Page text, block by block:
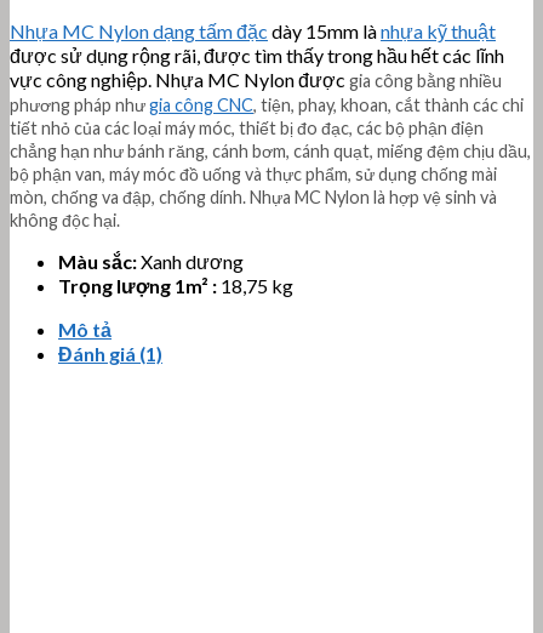
Nhựa MC Nylon dạng tấm đặc dày 15mm lànhựa kỹ thuật
được sử dụng rộng rãi, được tìm thấy trong hầu hết các lĩnh
vực công nghiệp. Nhựa MC Nylon được gia công bằng nhiều
phương pháp nhưgia công CNC, tiện, phay, khoan, cắt thành các chi
tiết nhỏ của các loại máy móc, thiết bị đo đạc, các bộ phận điện
chẳng hạn như bánh răng, cánh bơm, cánh quạt, miếng đệm chịu dầu,
bộ phận van, máy móc đồ uống và thực phẩm, sử dụng chống mài
mòn, chống va đập, chống dính. Nhựa MC Nylon là hợp vệ sinh và
không độc hại.
Màu sắc:Xanh dương
Trọng lượng 1m² : 18,75 kg
Mô tả
Đánh giá (1)